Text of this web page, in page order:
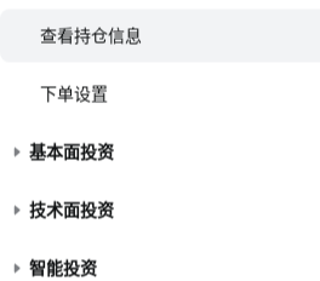
查看持仓信息
下单设置
基本面投资
技术面投资
智能投资